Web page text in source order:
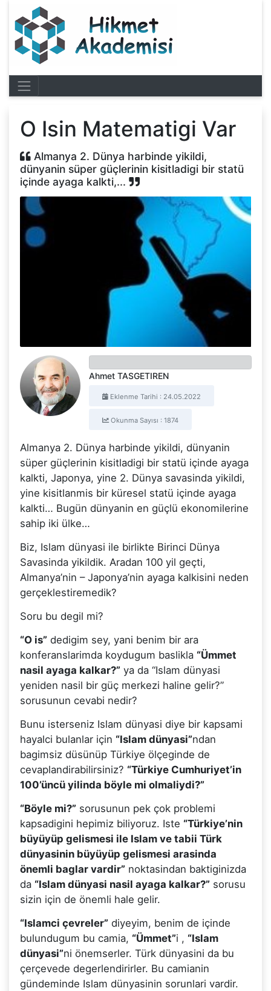
O Isin Matematigi Var
Almanya 2. Dünya harbinde yikildi,
dünyanin süper güçlerinin kisitladigi bir statü
içinde ayaga kalkti,...
Ahmet TASGETIREN
Eklenme Tarihi : 24.05.2022
Okunma Sayısı : 1874
Almanya 2. Dünya harbinde yikildi, dünyanin
süper güçlerinin kisitladigi bir statü içinde ayaga
kalkti, Japonya, yine 2. Dünya savasinda yikildi,
yine kisitlanmis bir küresel statü içinde ayaga
kalkti… Bugün dünyanin en güçlü ekonomilerine
sahip iki ülke…
Biz, Islam dünyasi ile birlikte Birinci Dünya
Savasinda yikildik. Aradan 100 yil geçti,
Almanya’nin – Japonya’nin ayaga kalkisini neden
gerçeklestiremedik?
Soru bu degil mi?
“O is”dedigim sey, yani benim bir ara
konferanslarimda koydugum baslikla “Ümmet
nasil ayaga kalkar?”ya da “Islam dünyasi
yeniden nasil bir güç merkezi haline gelir?”
sorusunun cevabi nedir?
Bunu isterseniz Islam dünyasi diye bir kapsami
hayalci bulanlar için “Islam dünyasi”ndan
bagimsiz düsünüp Türkiye ölçeginde de
cevaplandirabilirsiniz? “Türkiye Cumhuriyet’in
100’üncü yilinda böyle mi olmaliydi?”
“Böyle mi?”sorusunun pek çok problemi
kapsadigini hepimiz biliyoruz. Iste “Türkiye’nin
büyüyüp gelismesi ile Islam ve tabii Türk
dünyasinin büyüyüp gelismesi arasinda
önemli baglar vardir”noktasindan baktiginizda
da “Islam dünyasi nasil ayaga kalkar?”sorusu
sizin için de önemli hale gelir.
“Islamci çevreler”diyeyim, benim de içinde
bulundugum bu camia, “Ümmet”i , “Islam
dünyasi”ni önemserler. Türk dünyasini da bu
çerçevede degerlendirirler. Bu camianin
gündeminde Islam dünyasinin sorunlari vardir.